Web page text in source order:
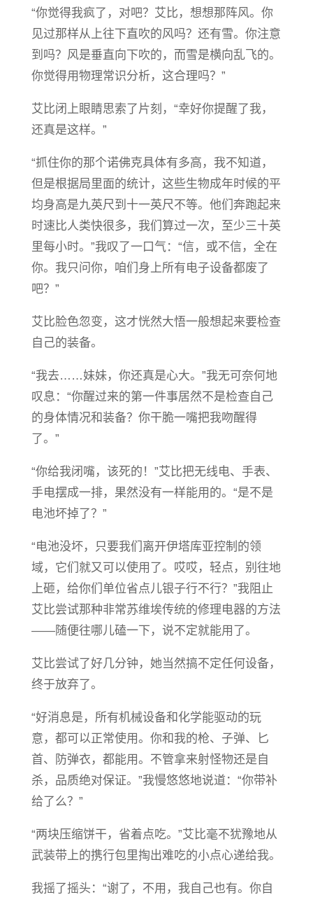
“你觉得我疯了，对吧？艾比，想想那阵风。你
见过那样从上往下直吹的风吗？还有雪。你注意
到吗？风是垂直向下吹的，而雪是横向乱飞的。
你觉得用物理常识分析，这合理吗？”
艾比闭上眼睛思索了片刻，“幸好你提醒了我，
还真是这样。”
“抓住你的那个诺佛克具体有多高，我不知道，
但是根据局里面的统计，这些生物成年时候的平
均身高是九英尺到十一英尺不等。他们奔跑起来
时速比人类快很多，我们算过一次，至少三十英
里每小时。”我叹了一口气：“信，或不信，全在
你。我只问你，咱们身上所有电子设备都废了
吧？”
艾比脸色忽变，这才恍然大悟一般想起来要检查
自己的装备。
“我去……妹妹，你还真是心大。”我无可奈何地
叹息：“你醒过来的第一件事居然不是检查自己
的身体情况和装备？你干脆一嘴把我吻醒得
了。”
“你给我闭嘴，该死的！”艾比把无线电、手表、
手电摆成一排，果然没有一样能用的。“是不是
电池坏掉了？”
“电池没坏，只要我们离开伊塔库亚控制的领
域，它们就又可以使用了。哎哎，轻点，别往地
上砸，给你们单位省点儿银子行不行？”我阻止
艾比尝试那种非常苏维埃传统的修理电器的方法
——随便往哪儿磕一下，说不定就能用了。
艾比尝试了好几分钟，她当然搞不定任何设备，
终于放弃了。
“好消息是，所有机械设备和化学能驱动的玩
意，都可以正常使用。你和我的枪、子弹、匕
首、防弹衣，都能用。不管拿来射怪物还是自
杀，品质绝对保证。”我慢悠悠地说道：“你带补
给了么？”
“两块压缩饼干，省着点吃。”艾比毫不犹豫地从
武装带上的携行包里掏出难吃的小点心递给我。
我摇了摇头：“谢了，不用，我自己也有。你自